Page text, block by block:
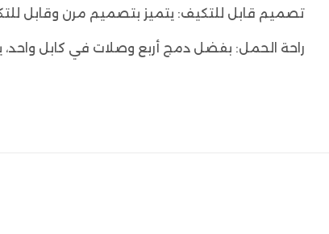
تصميم قابل للتكيف: يتميز بتصميم مرن وقابل
راحة الحمل: بفضل دمج أربع وصلات في كابل واحد،